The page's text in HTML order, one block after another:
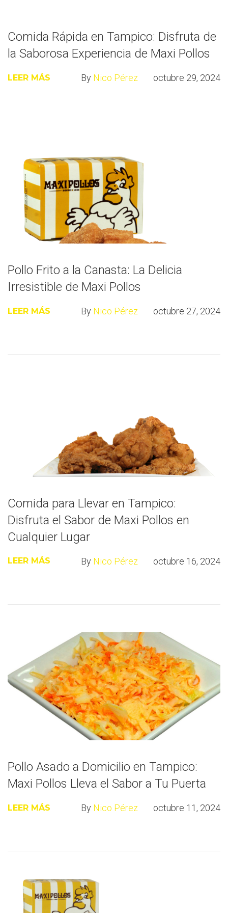
Comida Rápida en Tampico: Disfruta de
la Saborosa Experiencia de Maxi Pollos
LEER MÁS By Nico Pérez octubre 29, 2024
Pollo Frito a la Canasta: La Delicia
Irresistible de Maxi Pollos
LEER MÁS By Nico Pérez octubre 27, 2024
Comida para Llevar en Tampico:
Disfruta el Sabor de Maxi Pollos en
Cualquier Lugar
LEER MÁS By Nico Pérez octubre 16, 2024
Pollo Asado a Domicilio en Tampico:
Maxi Pollos Lleva el Sabor a Tu Puerta
LEER MÁS By Nico Pérez octubre 11, 2024